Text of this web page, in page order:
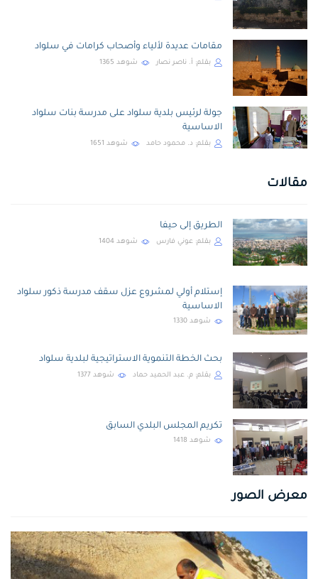
مقامات عديدة لألياء وأصحاب كرامات في سلواد
بقلم: أ. ناصر نصار شوهد 1365
جولة لرئيس بلدية سلواد على مدرسة بنات سلواد
الاساسية
بقلم: د. محمود حامد شوهد 1651
مقالات
الطريق إلى حيفا
بقلم: عوني فارس شوهد 1404
إستلام أولي لمشروع عزل سقف مدرسة ذكور سلواد
الاساسية
شوهد 1330
بحث الخطة التنموية الاستراتيجية لبلدية سلواد
بقلم: م. عبد الحميد حماد شوهد 1377
تكريم المجلس البلدي السابق
شوهد 1418
معرض الصور